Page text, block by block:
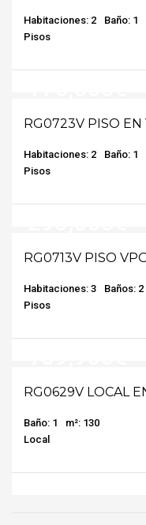
Habitaciones: 2 Baño: 1
Pisos
Habitaciones: 2 Baño: 1
Pisos
Habitaciones: 3 Baños: 2
Pisos
Baño: 1
m²: 130
Local